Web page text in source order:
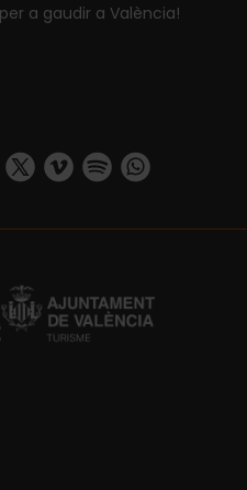
a gaudir a València!
visit_valencia/
user/
www.facebook.com/
https://twitter.com/
https://vimeo.com/
https://https://api.whatsapp.com/